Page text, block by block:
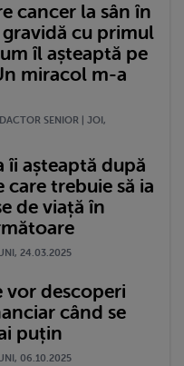
cancer la sân în
cu primul
îl așteaptă pe
miracol m-a
SENIOR | JOI,
îi așteaptă după
trebuie să ia
de viață în
24.03.2025
vor descoperi
când se
puțin
06.10.2025